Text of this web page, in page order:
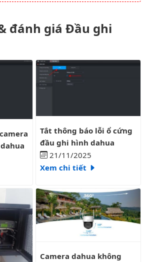
đánh giá Đầu ghi
trên đầu ghi hình dahua
Tắt thông báo lỗi ổ cứng đầu
Tắt thông báo lỗi ổ cứng
đầu ghi hình dahua
21/11/2025
Xem chi tiết
Camera dahua không xem
Camera dahua không